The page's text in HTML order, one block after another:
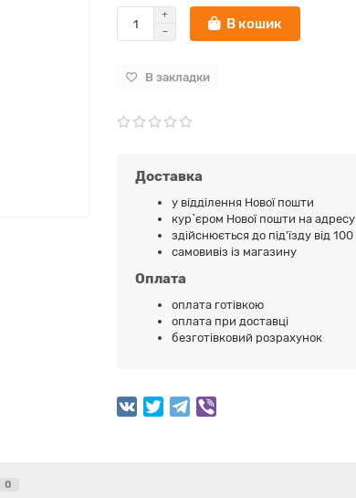
В кошик
В закладки
Доставка
у відділення Нової пошти
кур`єром Нової пошти на адресу
здійснюється до під'їзду від
самовивіз із магазину
Оплата
оплата готівкою
оплата при доставці
безготівковий розрахунок
0